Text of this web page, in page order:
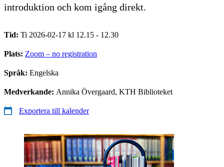
introduktion och kom igång direkt.
Tid: Ti 2026-02-17 kl 12.15 - 12.30
Plats: Zoom – no registration
Språk: Engelska
Medverkande: Annika Övergaard, KTH Biblioteket
Exportera till kalender